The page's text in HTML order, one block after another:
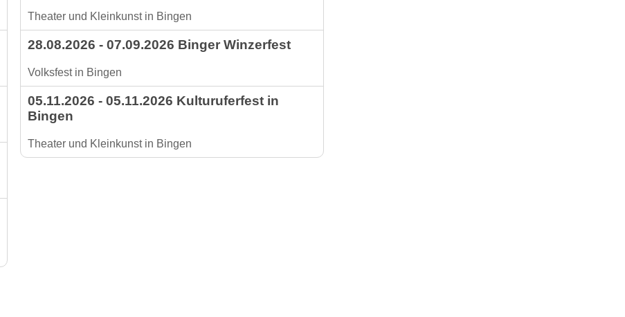
Theater und Kleinkunst in Bingen
28.08.2026 - 07.09.2026 Binger Winzerfest
Volksfest in Bingen
05.11.2026 - 05.11.2026 Kulturuferfest in
Bingen
Theater und Kleinkunst in Bingen